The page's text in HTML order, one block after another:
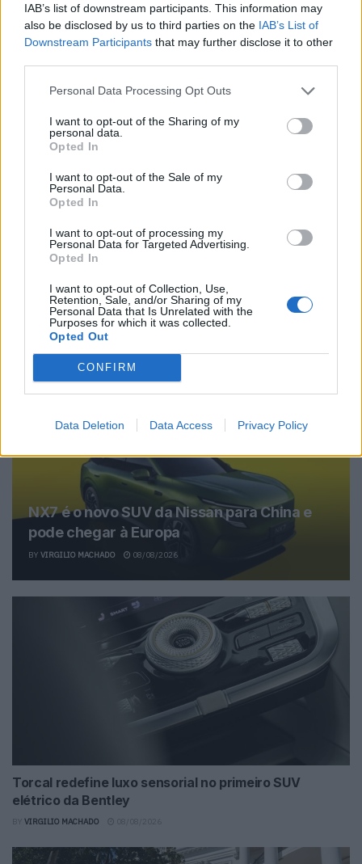
IAB’s list of downstream participants. This information may
also be disclosed by us to third parties on the IAB’s List of
Downstream Participants that may further disclose it to other
Personal Data Processing Opt Outs
I want to opt-out of the Sharing of my
personal data.
Opted In
I want to opt-out of the Sale of my
Personal Data.
Opted In
I want to opt-out of processing my
Personal Data for Targeted Advertising.
Opted In
I want to opt-out of Collection, Use,
Retention, Sale, and/or Sharing of my
Personal Data that Is Unrelated with the
Purposes for which it was collected.
Opted Out
CONFIRM
Data Deletion Data Access Privacy Policy
Ricardo Carvalho
Related Posts
NX7 é o novo SUV da Nissan para China e
pode chegar à Europa
BY VIRGILIO MACHADO 08/08/2026
Torcal redefine luxo sensorial no primeiro SUV
elétrico da Bentley
VIRGILIO MACHADO